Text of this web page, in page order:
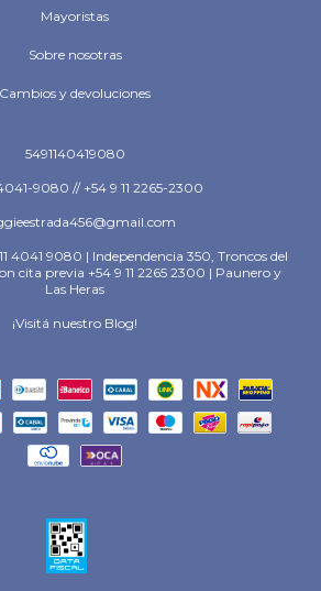
Mayoristas
Sobre nosotras
Cambios y devoluciones
5491140419080
9080 // +54 9 11 2265-2300
4041 9080 | Independencia 350, Troncos del
cita previa +54 9 11 2265 2300 | Paunero y
Las Heras
¡Visitá nuestro Blog!